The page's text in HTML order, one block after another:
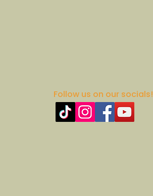
Follow us on our socials!